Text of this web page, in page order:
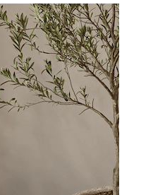
LOCATIONS
BIENS VENDUS
ESTIMATION
NOTRE AGENCE
ALERTE EMAIL